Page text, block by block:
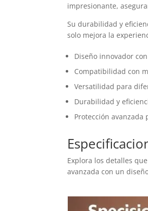
impresionante,
Su durabilidad y
solo mejora la
Diseño innovador
Compatibilidad con
Versatilidad para
Durabilidad y
Protección
Explora los detalles
avanzada con un